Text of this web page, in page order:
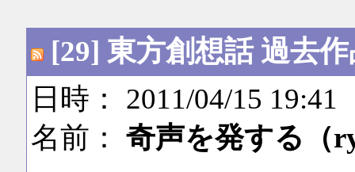
[29] 東方創想話 過去
日時： 2011/04/15 19:41
名前： 奇声を発する（